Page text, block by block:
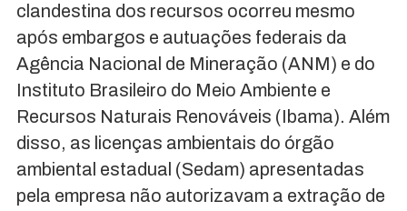
clandestina dos recursos ocorreu mesmo
após embargos e autuações federais da
Agência Nacional de Mineração (ANM) e do
Instituto Brasileiro do Meio Ambiente e
Recursos Naturais Renováveis (Ibama). Além
disso, as licenças ambientais do órgão
ambiental estadual (Sedam) apresentadas
pela empresa não autorizavam a extração de